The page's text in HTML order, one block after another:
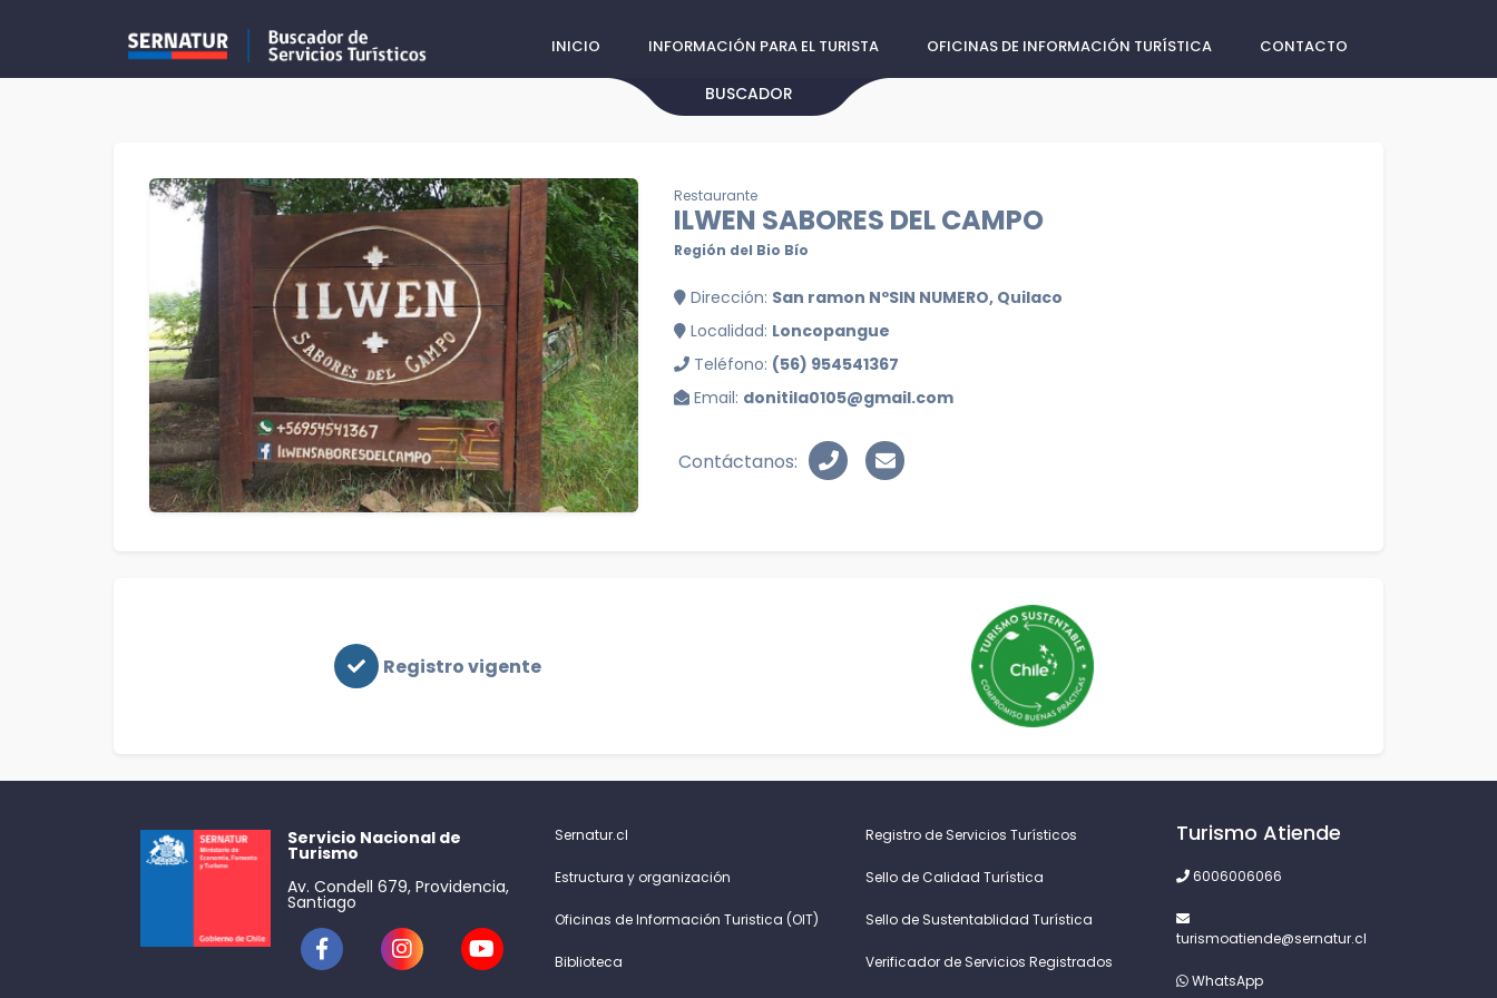
INICIO INFORMACIÓN PARA EL TURISTA OFICINAS DE INFORMACIÓN TURÍSTICA CONTACTO
BUSCADOR
Restaurante
ILWEN SABORES DEL CAMPO
Región del Bio Bío
Dirección: San ramon NºSIN NUMERO, Quilaco
Localidad: Loncopangue
Teléfono: (56) 954541367
Email: donitila0105@gmail.com
Contáctanos:
Registro vigente
Servicio Nacional de
Turismo
Av. Condell 679, Providencia,
Santiago
Sernatur.cl
Estructura y organización
Oficinas de Información Turistica (OIT)
Biblioteca
Registro de Servicios Turísticos
Sello de Calidad Turística
Sello de Sustentablidad Turística
Verificador de Servicios Registrados
Turismo Atiende
6006006066
turismoatiende@sernatur.cl
WhatsApp